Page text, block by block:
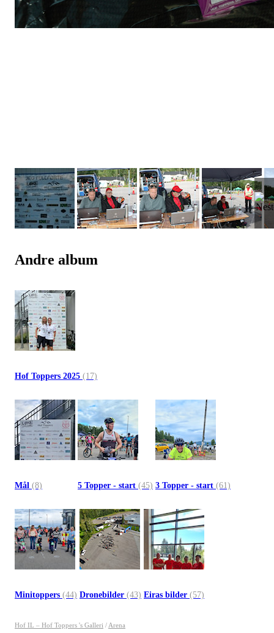
Andre album
Hof Toppers 2025 (17)
Mål (8) 5 Topper - start (45) 3 Topper - start (61)
Minitoppers (44) Dronebilder (43) Eiras bilder (57)
Hof IL – Hof Toppers 's Galleri / Arena